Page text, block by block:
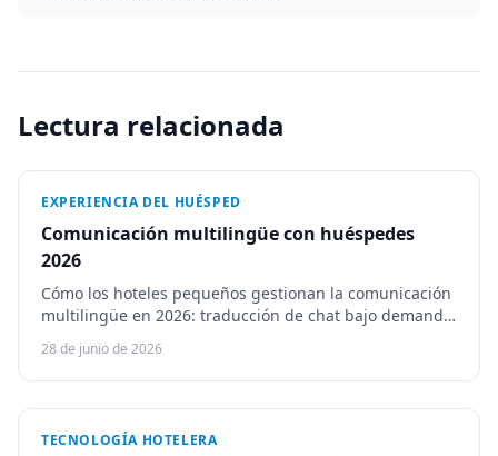
Lectura relacionada
EXPERIENCIA DEL HUÉSPED
Comunicación multilingüe con huéspedes
2026
Cómo los hoteles pequeños gestionan la comunicación
multilingüe en 2026: traducción de chat bajo demanda,
guías y menús autotraducidos, HiJiffy y Guestivo.
28 de junio de 2026
TECNOLOGÍA HOTELERA